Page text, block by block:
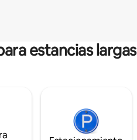
estancias largas